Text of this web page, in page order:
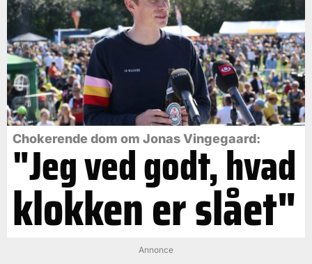
Chokerende dom om Jonas Vingegaard:
"Jeg ved godt, hvad
klokken er slået"
Annonce